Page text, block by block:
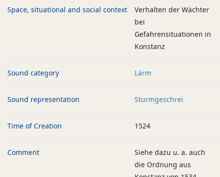
Space, situational and social context
Verhalten der Wächter
bei
Gefahrensituationen in
Konstanz
Sound category Lärm
Sound representation Sturmgeschrei
Time of Creation 1524
Comment
Siehe dazu u. a. auch
die Ordnung aus